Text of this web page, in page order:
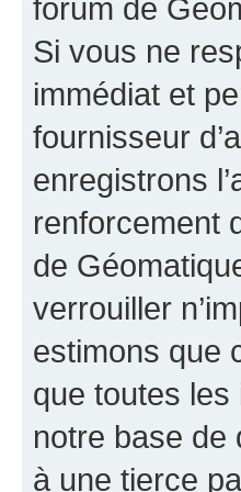
forum de
Si vous ne
immédiat et
fournisseur
enregistrons
renforcement
de
verrouiller
estimons que
que toutes
notre base de
à une tierce